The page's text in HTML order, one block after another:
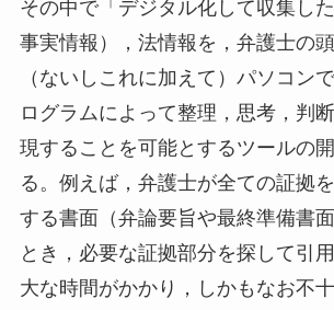
その中で「デジタル化して収集し
事実情報），法情報を，弁護士の
（ないしこれに加えて）パソコン
ログラムによって整理，思考，判
現することを可能とするツールの
る。例えば，弁護士が全ての証拠
する書面（弁論要旨や最終準備書
とき，必要な証拠部分を探して引
大な時間がかかり，しかもなお不